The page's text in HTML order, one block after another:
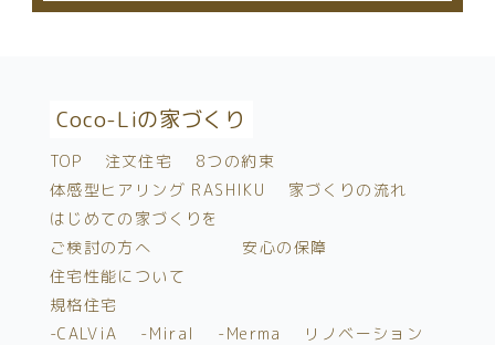
Coco-Liの家づくり
TOP 注文住宅
8つの約束
体感型ヒアリング RASHIKU
家づくりの流れ
はじめての家づくりを
ご検討の方へ
安心の保障
住宅性能について
規格住宅
-CALViA
-Miral -Merma
リノベーション